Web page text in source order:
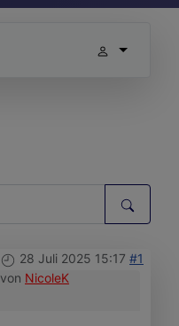
28 Juli 2025 15:17 #1
von NicoleK